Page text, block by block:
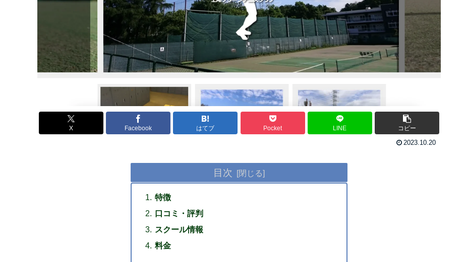
X Facebook はてブ Pocket LINE コピー
2023.10.20
目次
特徴
口コミ・評判
スクール情報
料金